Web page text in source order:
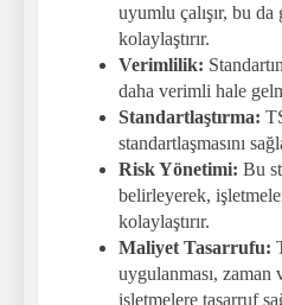
uyumlu çalışır, bu
kolaylaştırır.
Verimlilik:
daha verimli hale
Standartlaştırma:
standartlaşmasını
Risk Yönetimi: Bu
belirleyerek,
kolaylaştırır.
Maliyet Tasarrufu:
uygulanması,
işletmelere tasarruf